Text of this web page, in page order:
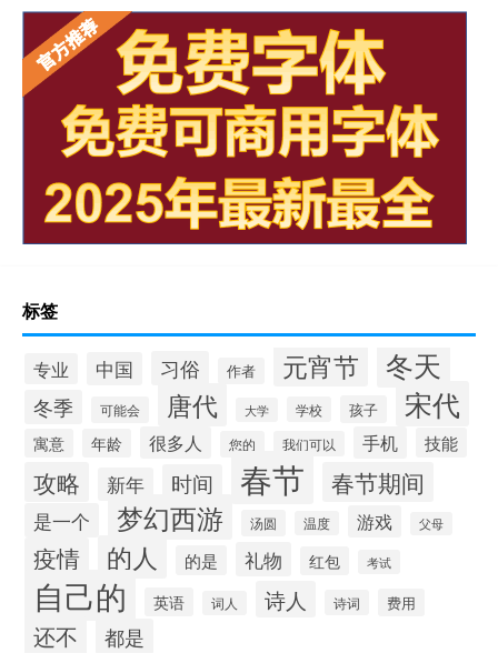
标签
专业 中国 习俗 作者 元宵节 冬天
冬季 可能会 唐代 大学 学校 孩子 宋代
寓意 年龄 很多人 您的 我们可以 手机 技能
攻略 新年 时间 春节 春节期间
是一个 梦幻西游 汤圆 温度 游戏 父母
疫情 的人 的是 礼物 红包 考试
自己的 英语 词人 诗人 诗词 费用
还不 都是